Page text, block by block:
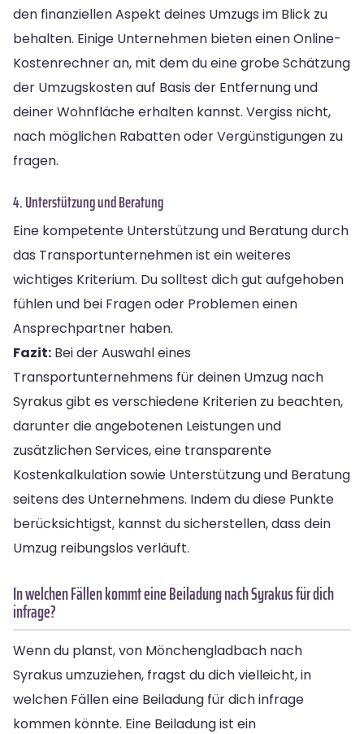
den finanziellen Aspekt deines Umzugs im Blick zu
behalten. Einige Unternehmen bieten einen Online-
Kostenrechner an, mit dem du eine grobe Schätzung
der Umzugskosten auf Basis der Entfernung und
deiner Wohnfläche erhalten kannst. Vergiss nicht,
nach möglichen Rabatten oder Vergünstigungen zu
fragen.
4. Unterstützung und Beratung
Eine kompetente Unterstützung und Beratung durch
das Transportunternehmen ist ein weiteres
wichtiges Kriterium. Du solltest dich gut aufgehoben
fühlen und bei Fragen oder Problemen einen
Ansprechpartner haben.
Fazit: Bei der Auswahl eines
Transportunternehmens für deinen Umzug nach
Syrakus gibt es verschiedene Kriterien zu beachten,
darunter die angebotenen Leistungen und
zusätzlichen Services, eine transparente
Kostenkalkulation sowie Unterstützung und Beratung
seitens des Unternehmens. Indem du diese Punkte
berücksichtigst, kannst du sicherstellen, dass dein
Umzug reibungslos verläuft.
In welchen Fällen kommt eine Beiladung nach Syrakus für dich
infrage?
Wenn du planst, von Mönchengladbach nach
Syrakus umzuziehen, fragst du dich vielleicht, in
welchen Fällen eine Beiladung für dich infrage
kommen könnte. Eine Beiladung ist ein